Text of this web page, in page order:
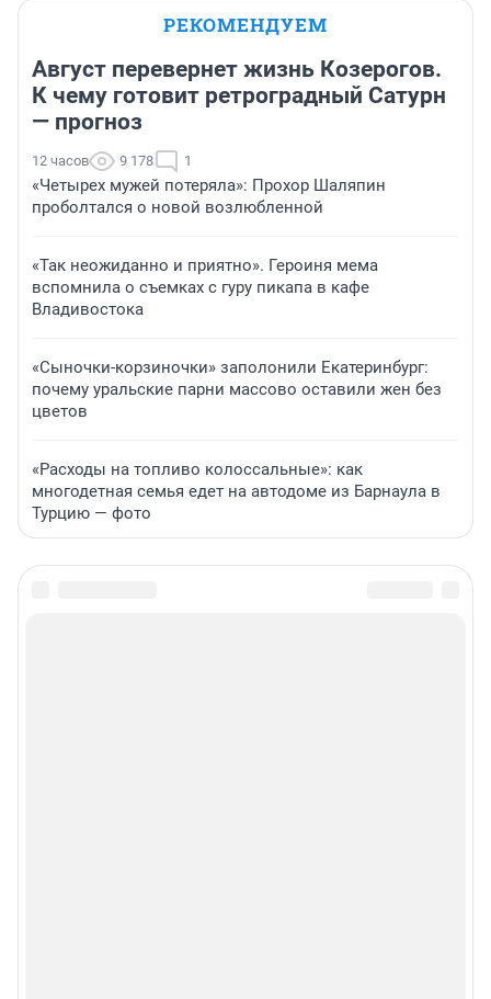
РЕКОМЕНДУЕМ
Август перевернет жизнь Козерогов.
К чему готовит ретроградный Сатурн
— прогноз
12 часов 9 178 1
«Четырех мужей потеряла»: Прохор Шаляпин
проболтался о новой возлюбленной
«Так неожиданно и приятно». Героиня мема
вспомнила о съемках с гуру пикапа в кафе
Владивостока
«Сыночки-корзиночки» заполонили Екатеринбург:
почему уральские парни массово оставили жен без
цветов
«Расходы на топливо колоссальные»: как
многодетная семья едет на автодоме из Барнаула в
Турцию — фото